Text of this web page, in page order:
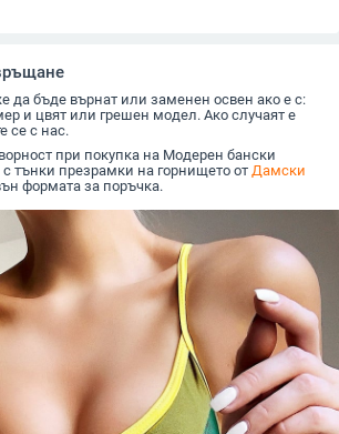
да бъде върнат или заменен освен ако е с:
и цвят или грешен модел. Ако случаят е
се с нас.
при покупка на Модерен бански
тънки презрамки на горнището от Дамски
формата за поръчка.